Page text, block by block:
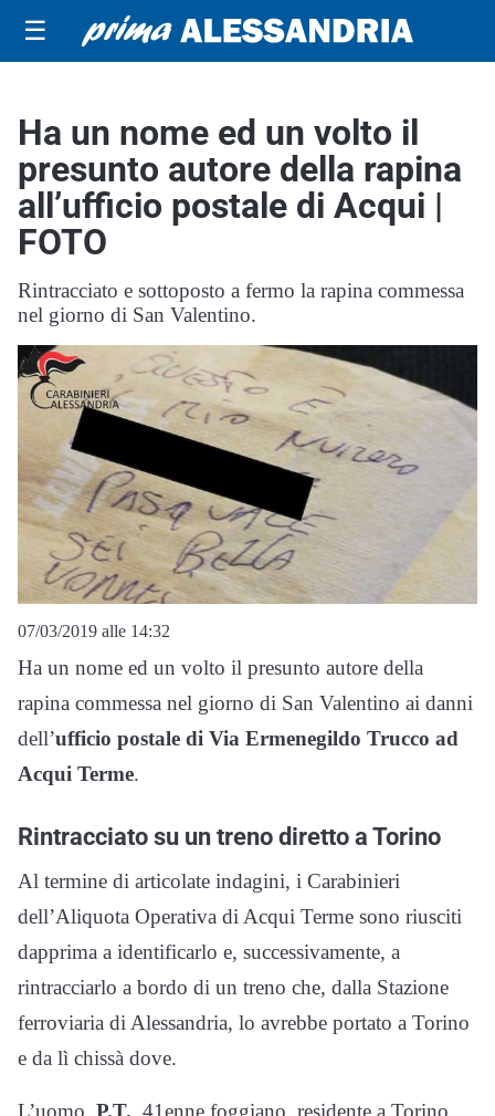
☰
Ha un nome ed un volto il
presunto autore della rapina
all’ufficio postale di Acqui |
FOTO
Rintracciato e sottoposto a fermo la rapina commessa
nel giorno di San Valentino.
07/03/2019 alle 14:32
Ha un nome ed un volto il presunto autore della
rapina commessa nel giorno di San Valentino ai danni
dell’ufficio postale di Via Ermenegildo Trucco ad
Acqui Terme.
Rintracciato su un treno diretto a Torino
Al termine di articolate indagini, i Carabinieri
dell’Aliquota Operativa di Acqui Terme sono riusciti
dapprima a identificarlo e, successivamente, a
rintracciarlo a bordo di un treno che, dalla Stazione
ferroviaria di Alessandria, lo avrebbe portato a Torino
e da lì chissà dove.
L’uomo, P.T., 41enne foggiano, residente a Torino